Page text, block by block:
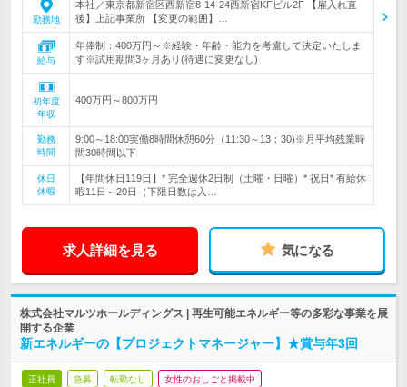
勤務地
本社／東京都新宿区西新宿8-14-24西新宿KFビル2F 【雇入れ直
後】上記事業所 【変更の範囲】…
給与
年俸制：400万円～※経験・年齢・能力を考慮して決定いたしま
す※試用期間3ヶ月あり(待遇に変更なし)
初年度
年収
400万円～800万円
勤務
時間
9:00～18:00実働8時間休憩60分（11:30～13：30)※月平均残業時
間30時間以下
休日
休暇
【年間休日119日】* 完全週休2日制（土曜・日曜）* 祝日* 有給休
暇11日～20日（下限日数は入…
求人詳細を見る 気になる
株式会社マルツホールディングス | 再生可能エネルギー等の多彩な事業を展
開する企業
新エネルギーの【プロジェクトマネージャー】★賞与年3回
正社員 急募 転勤なし 女性のおしごと掲載中